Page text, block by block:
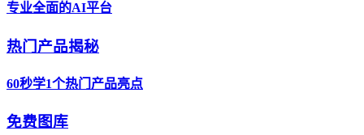
专业全面的AI平台
热门产品揭秘
60秒学1个热门产品亮点
免费图库